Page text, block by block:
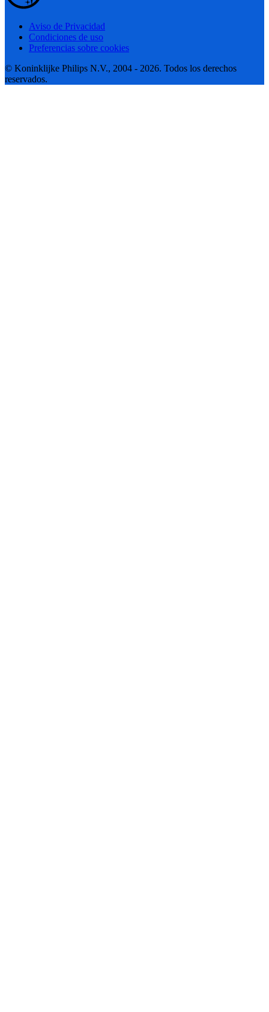
Aviso de Privacidad
Condiciones de uso
Preferencias sobre cookies
© Koninklijke Philips N.V., 2004 - 2026. Todos los derechos
reservados.